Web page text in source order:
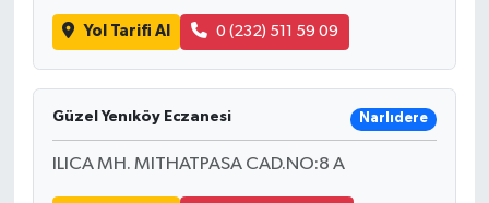
Yol Tarifi Al 0 (232) 511 59 09
Güzel Yenıköy Eczanesi Narlıdere
ILICA MH. MITHATPASA CAD.NO:8 A